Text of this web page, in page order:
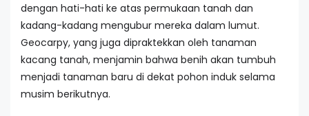
dengan hati-hati ke atas permukaan tanah dan
kadang-kadang mengubur mereka dalam lumut.
Geocarpy, yang juga dipraktekkan oleh tanaman
kacang tanah, menjamin bahwa benih akan tumbuh
menjadi tanaman baru di dekat pohon induk selama
musim berikutnya.